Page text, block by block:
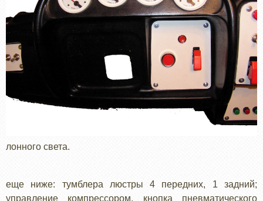
лонного света.
еще ниже: тумблера люстры 4 передних, 1 задний;
управление компрессором, кнопка пневматического